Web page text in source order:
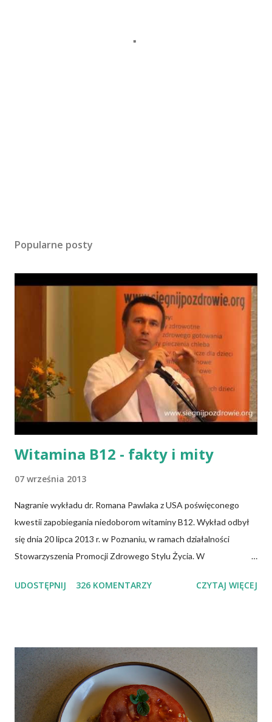
Popularne posty
Witamina B12 - fakty i mity
07 września 2013
Nagranie wykładu dr. Romana Pawlaka z USA poświęconego
kwestii zapobiegania niedoborom witaminy B12. Wykład odbył
się dnia 20 lipca 2013 r. w Poznaniu, w ramach działalności
Stowarzyszenia Promocji Zdrowego Stylu Życia. W
posiadamy odnośnie witaminy B12 w świetle aktualnych
weganie (ludzie, którzy nie spożywają mięsa i produktów
pochodzenia zwierzęcego), laktoowowegetarianie (osoby, które
nie spożywają produktów mięsnych, ale włączają do diety
produkty pochodzenia zwierzęcego, takie jak mleko, przetwory
UDOSTĘPNIJ 326 KOMENTARZY CZYTAJ WIĘCEJ